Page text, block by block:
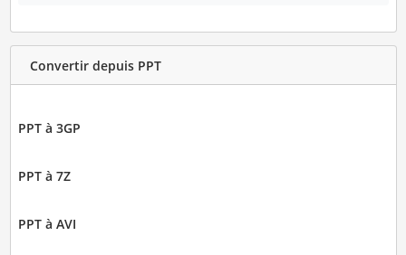
Convertir depuis PPT
PPT à 3GP
PPT à 7Z
PPT à AVI